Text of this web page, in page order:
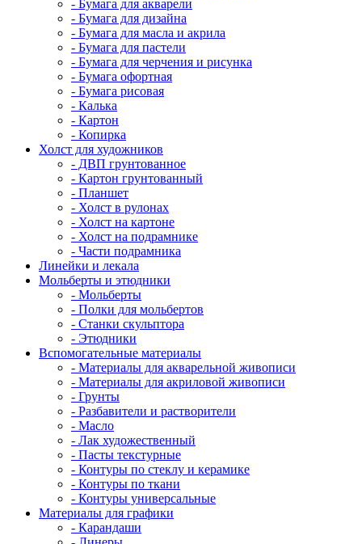
- Бумага для акварели
- Бумага для дизайна
- Бумага для масла и акрила
- Бумага для пастели
- Бумага для черчения и рисунка
- Бумага офортная
- Бумага рисовая
- Калька
- Картон
- Копирка
Холст для художников
- ДВП грунтованное
- Картон грунтованный
- Планшет
- Холст в рулонах
- Холст на картоне
- Холст на подрамнике
- Части подрамника
Линейки и лекала
Мольберты и этюдники
- Мольберты
- Полки для мольбертов
- Станки скульптора
- Этюдники
Вспомогательные материалы
- Материалы для акварельной живописи
- Материалы для акриловой живописи
- Грунты
- Разбавители и растворители
- Масло
- Лак художественный
- Пасты текстурные
- Контуры по стеклу и керамике
- Контуры по ткани
- Контуры универсальные
Материалы для графики
- Карандаши